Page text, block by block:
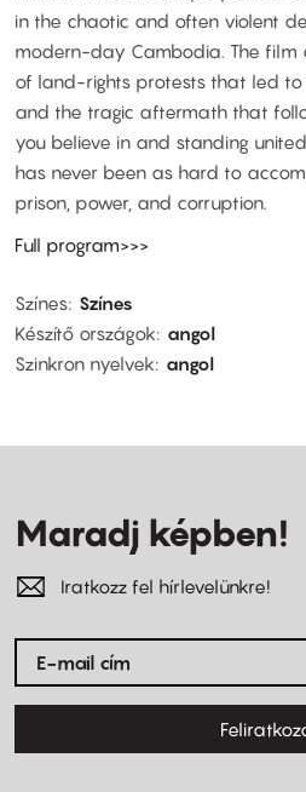
in the chaotic and often violent
modern-day Cambodia. The film
of land-rights protests that led to
and the tragic aftermath that
you believe in and standing
has never been as hard to
prison, power, and corruption.
Full program>>>
Színes Színes
Készítő országok
angol
Szinkron nyelvek
angol
Maradj képben!
Iratkozz fel hírlevelünkre!